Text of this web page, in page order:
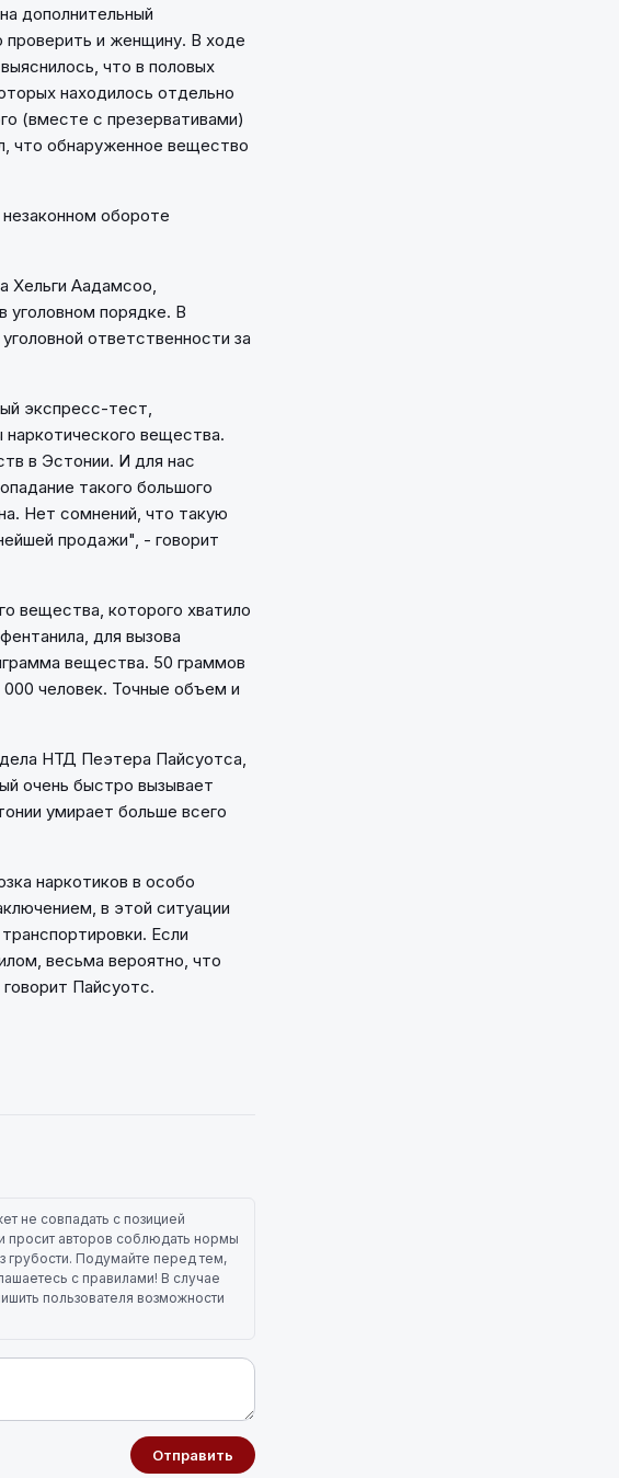
дополнительный
и женщину. В ходе
что в половых
находилось отдельно
(вместе с презервативами)
что обнаруженное вещество
обороте
Хельги Аадамсоо,
уголовном порядке. В
ответственности за
экспресс-тест,
вещества.
в Эстонии. И для нас
такого большого
Нет сомнений, что такую
продажи", - говорит
вещества, которого хватило
для вызова
вещества. 50 граммов
человек. Точные объем и
НТД Пеэтера Пайсуотса,
очень быстро вызывает
умирает больше всего
наркотиков в особо
в этой ситуации
Если
весьма вероятно, что
Пайсуотс.
не совпадать с позицией
просит авторов соблюдать нормы
грубости. Подумайте перед тем,
с правилами! В случае
пользователя возможности
Отправить